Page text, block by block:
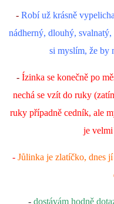
- Robí už krásně
nádherný, dlouhý,
si myslím, že by
- Ízinka se konečně po
nechá se vzít do ruky
ruky případně cedník, ale
je velmi
- Jůlinka je zlatíčko, dnes
- dostávám hodně